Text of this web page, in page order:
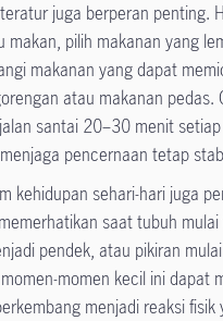
juga berperan penting.
makan, pilih makanan yang
makanan yang dapat
atau makanan pedas.
santai 20–30 menit
pencernaan tetap
kehidupan sehari-hari juga
saat tubuh
pendek, atau pikiran
momen kecil ini dapat
menjadi reaksi fisik